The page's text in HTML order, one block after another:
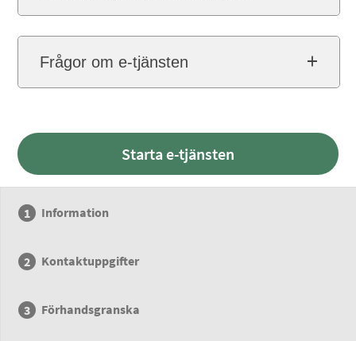
Frågor om e-tjänsten
Starta e-tjänsten
Information
Kontaktuppgifter
Förhandsgranska